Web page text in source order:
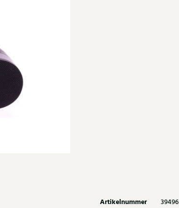
Artikelnummer 39496